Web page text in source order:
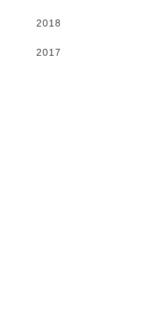
2018
2017